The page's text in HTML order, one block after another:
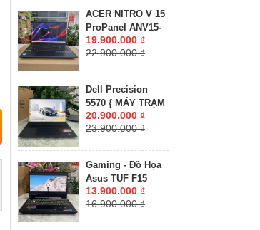
16GB SSD 512GB
RTX 2050 4GB
GDDR6 MÀN HÌNH
ACER NITRO V 15
ProPanel ANV15-
41-R7CR Máy
LikeNew-Còn Bảo
16GB SSD 512GB
RTX 4050 6GB
GDDR6 VRAM
15.6''IPS 180Hz.
19.900.000 ₫
22.900.000 ₫
Dell Precision
5570 { MÁY TRẠM
ĐỒ HỌA GIÁ RẺ }
CORE I7-12800H
Quadro RTX
A1000 4GB GDDR6
MÀN HÌNH : 15.6″
20.900.000 ₫
23.900.000 ₫
Gaming - Đồ Họa
Asus TUF F15
FX506HC-HN144W
CORE I5-11400H
13.900.000 ₫
16.900.000 ₫